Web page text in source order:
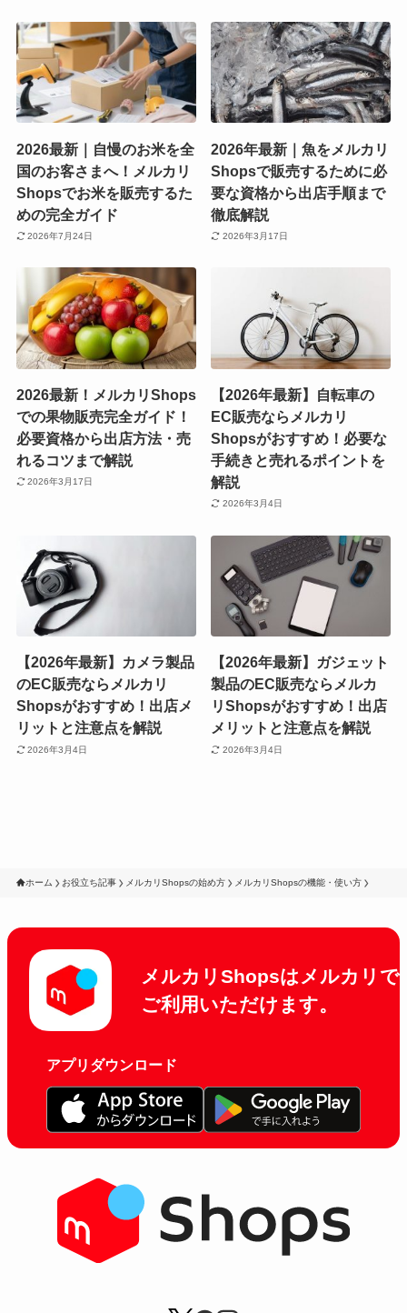
2026最新｜自慢のお米を全
国のお客さまへ！メルカリ
Shopsでお米を販売するた
めの完全ガイド
2026年7月24日
2026年最新｜魚をメルカリ
Shopsで販売するために必
要な資格から出店手順まで
徹底解説
2026年3月17日
2026最新！メルカリShops
での果物販売完全ガイド！
必要資格から出店方法・売
れるコツまで解説
2026年3月17日
【2026年最新】自転車の
EC販売ならメルカリ
Shopsがおすすめ！必要な
手続きと売れるポイントを
解説
2026年3月4日
【2026年最新】カメラ製品
のEC販売ならメルカリ
Shopsがおすすめ！出店メ
リットと注意点を解説
2026年3月4日
【2026年最新】ガジェット
製品のEC販売ならメルカ
リShopsがおすすめ！出店
メリットと注意点を解説
2026年3月4日
ホーム お役立ち記事 メルカリShopsの始め方 メルカリShopsの機能・使い方
メルカリShopsはメルカリで
ご利用いただけます。
アプリダウンロード